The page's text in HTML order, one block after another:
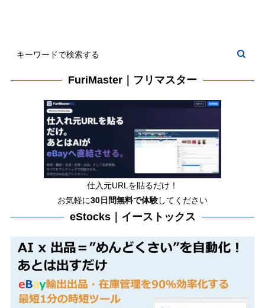
FuriMaster｜フリマスター
仕入元URLを貼るだけ！
お気軽に30日間無料で体験してください
eStocks｜イーストックス